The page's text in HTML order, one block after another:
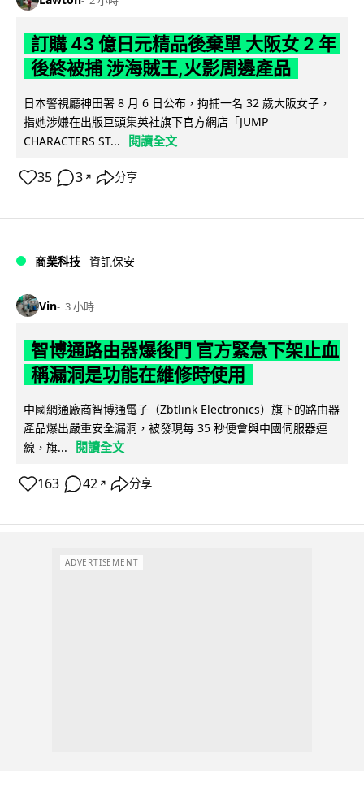
訂購 43 億日元精品後棄單 大阪女 2 年
後終被捕 涉海賊王,火影周邊產品
日本警視廳神田署 8 月 6 日公布，拘捕一名 32 歲大阪女子，
指她涉嫌在出版巨頭集英社旗下官方網店「JUMP
CHARACTERS ST...
閱讀全文
35 3 ↗ 分享
商業科技 資訊保安
Vin 3 小時
智博通路由器爆後門 官方緊急下架止血
稱漏洞是功能在維修時使用
中國網通廠商智博通電子（Zbtlink Electronics）旗下的路由器
產品爆出嚴重安全漏洞，被發現每 35 秒便會與中國伺服器連
線，旗...
閱讀全文
163 42 ↗ 分享
ADVERTISEMENT